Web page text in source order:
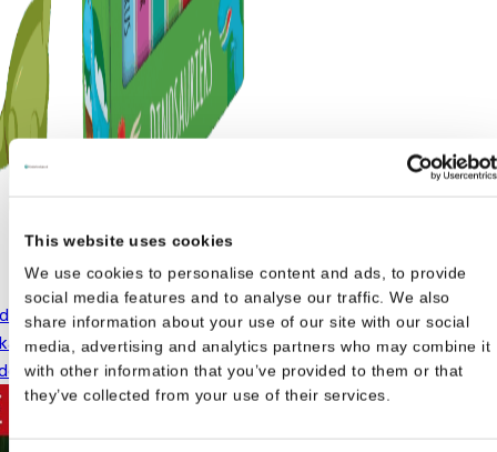
This website uses cookies
We use cookies to personalise content and ads, to provide
social media features and to analyse our traffic. We also
share information about your use of our site with our social
media, advertising and analytics partners who may combine it
with other information that you’ve provided to them or that
they’ve collected from your use of their services.
Dinosaurussen -
dinoboekjes om uit
€ 29,99 Oorspronkelijke prijs was: €29,99.
€22,99Huidige prijs is: €22,99.